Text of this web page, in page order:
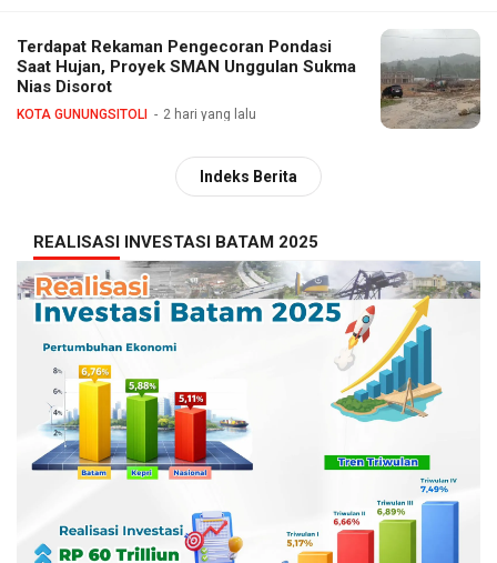
Terdapat Rekaman Pengecoran Pondasi
Saat Hujan, Proyek SMAN Unggulan Sukma
Nias Disorot
KOTA GUNUNGSITOLI 2 hari yang lalu
Indeks Berita
REALISASI INVESTASI BATAM 2025